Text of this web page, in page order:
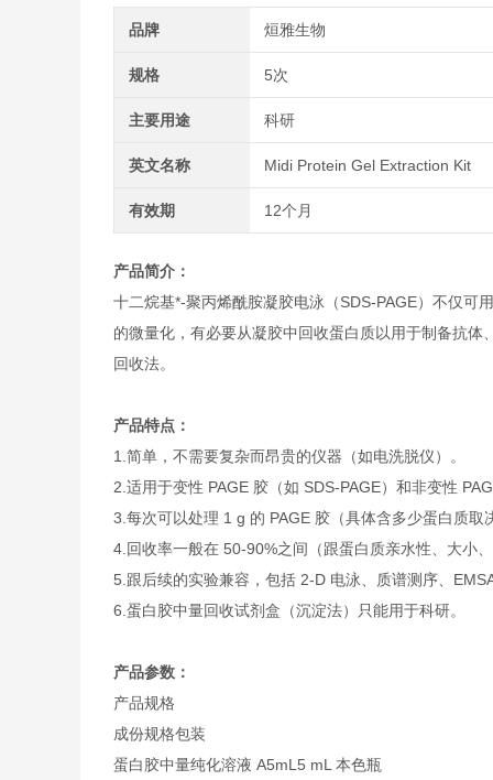
品牌 烜雅生物
规格 5次
主要用途 科研
英文名称 Midi Protein Gel Extraction Kit
有效期 12个月
产品简介：
十二烷基*-聚丙烯酰胺凝胶电泳（SDS-PAGE）不仅可
的微量化，有必要从凝胶中回收蛋白质以用于制备抗
回收法。
产品特点：
1.简单，不需要复杂而昂贵的仪器（如电洗脱仪）。
2.适用于变性 PAGE 胶（如 SDS-PAGE）和非变性
3.每次可以处理 1 g 的 PAGE 胶（具体含多少蛋白质取
4.回收率一般在 50-90%之间（跟蛋白质亲水性、大小
5.跟后续的实验兼容，包括 2-D 电泳、质谱测序、
6.蛋白胶中量回收试剂盒（沉淀法）只能用于科研。
产品参数：
产品规格
成份规格包装
蛋白胶中量纯化溶液 A5mL 5 mL 本色瓶